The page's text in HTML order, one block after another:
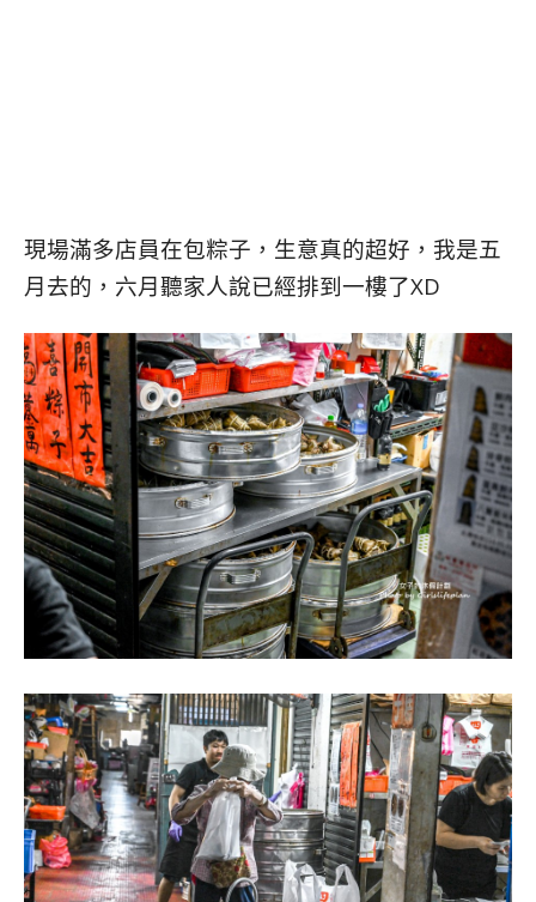
現場滿多店員在包粽子，生意真的超好，我是五
月去的，六月聽家人說已經排到一樓了XD